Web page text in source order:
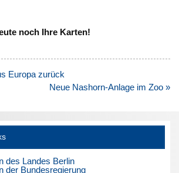
noch Ihre Karten!
Europa zurück
Neue Nashorn-Anlage im Zoo »
des Landes Berlin
der Bundesregierung